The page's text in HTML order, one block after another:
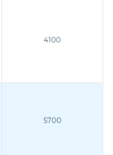
4100
5700